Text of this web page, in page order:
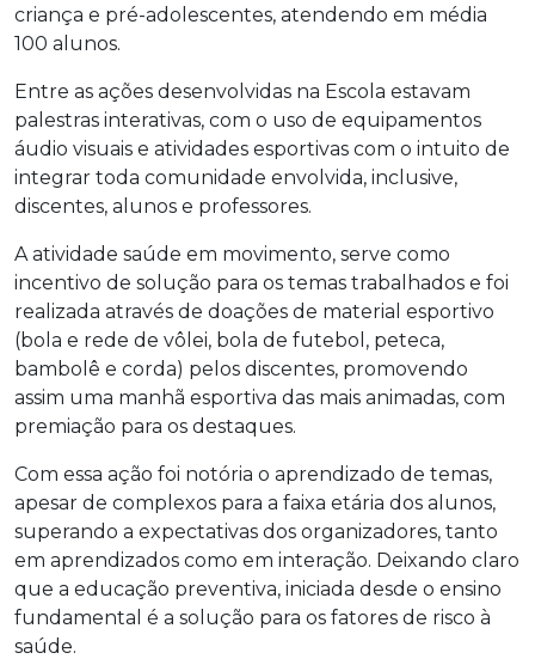
criança e pré-adolescentes, atendendo em média
100 alunos.
Entre as ações desenvolvidas na Escola estavam
palestras interativas, com o uso de equipamentos
áudio visuais e atividades esportivas com o intuito de
integrar toda comunidade envolvida, inclusive,
discentes, alunos e professores.
A atividade saúde em movimento, serve como
incentivo de solução para os temas trabalhados e foi
realizada através de doações de material esportivo
(bola e rede de vôlei, bola de futebol, peteca,
bambolê e corda) pelos discentes, promovendo
assim uma manhã esportiva das mais animadas, com
premiação para os destaques.
Com essa ação foi notória o aprendizado de temas,
apesar de complexos para a faixa etária dos alunos,
superando a expectativas dos organizadores, tanto
em aprendizados como em interação. Deixando claro
que a educação preventiva, iniciada desde o ensino
fundamental é a solução para os fatores de risco à
saúde.